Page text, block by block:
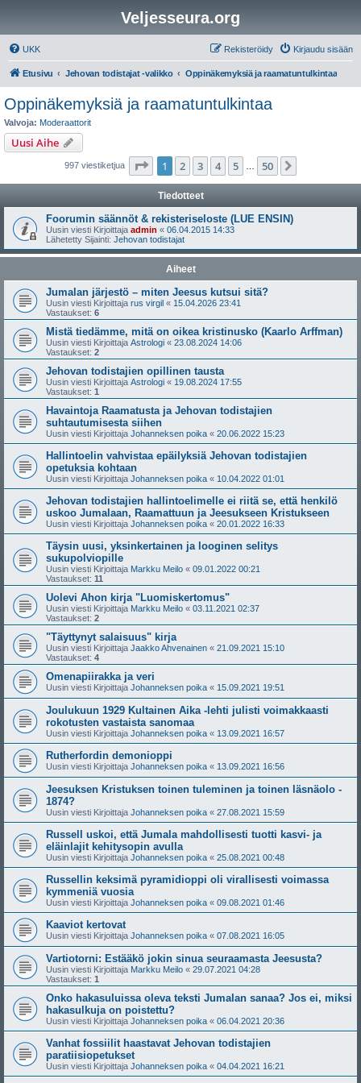
Veljesseura.org
UKK Kirjaudu sisään
Rekisteröidy
Etusivu Jehovan todistajat -valikko Oppinäkemyksiä ja raamatuntulkintaa
Oppinäkemyksiä ja raamatuntulkintaa
Valvoja: Moderaattorit
Uusi Aihe
997 viestiketjua Sivu /50
1 2 3 4 5 50
Tiedotteet
Foorumin säännöt & rekisteriseloste (LUE ENSIN)
Uusin viesti Kirjoittaja admin « 06.04.2015 14:33
Lähetetty Sijainti: Jehovan todistajat
Aiheet
Jumalan järjestö – miten Jeesus kutsui sitä?
Uusin viesti Kirjoittaja rus virgil « 15.04.2026 23:41
Vastaukset: 6
Mistä tiedämme, mitä on oikea kristinusko (Kaarlo Arffman)
Uusin viesti Kirjoittaja Astrologi « 23.08.2024 14:06
Vastaukset: 2
Jehovan todistajien opillinen tausta
Uusin viesti Kirjoittaja Astrologi « 19.08.2024 17:55
Vastaukset: 1
Havaintoja Raamatusta ja Jehovan todistajien
suhtautumisesta siihen
Uusin viesti Kirjoittaja Johanneksen poika « 20.06.2022 15:23
Hallintoelin vahvistaa epäilyksiä Jehovan todistajien
opetuksia kohtaan
Uusin viesti Kirjoittaja Johanneksen poika « 10.04.2022 01:01
Jehovan todistajien hallintoelimelle ei riitä se, että henkilö
uskoo Jumalaan, Raamattuun ja Jeesukseen Kristukseen
Uusin viesti Kirjoittaja Johanneksen poika « 20.01.2022 16:33
Täysin uusi, yksinkertainen ja looginen selitys
sukupolviopille
Uusin viesti Kirjoittaja Markku Meilo « 09.01.2022 00:21
Vastaukset: 11
Uolevi Ahon kirja "Luomiskertomus"
Uusin viesti Kirjoittaja Markku Meilo « 03.11.2021 02:37
Vastaukset: 2
"Täyttynyt salaisuus" kirja
Uusin viesti Kirjoittaja Jaakko Ahvenainen « 21.09.2021 15:10
Vastaukset: 4
Omenapiirakka ja veri
Uusin viesti Kirjoittaja Johanneksen poika « 15.09.2021 19:51
Joulukuun 1929 Kultainen Aika -lehti julisti voimakkaasti
rokotusten vastaista sanomaa
Uusin viesti Kirjoittaja Johanneksen poika « 13.09.2021 16:57
Rutherfordin demonioppi
Uusin viesti Kirjoittaja Johanneksen poika « 13.09.2021 16:56
Jeesuksen Kristuksen toinen tuleminen ja toinen läsnäolo -
1874?
Uusin viesti Kirjoittaja Johanneksen poika « 27.08.2021 15:59
Russell uskoi, että Jumala mahdollisesti tuotti kasvi- ja
eläinlajit kehitysopin avulla
Uusin viesti Kirjoittaja Johanneksen poika « 25.08.2021 00:48
Russellin keksimä pyramidioppi oli virallisesti voimassa
kymmeniä vuosia
Uusin viesti Kirjoittaja Johanneksen poika « 09.08.2021 01:46
Kaaviot kertovat
Uusin viesti Kirjoittaja Johanneksen poika « 07.08.2021 16:05
Vartiotorni: Estääkö jokin sinua seuraamasta Jeesusta?
Uusin viesti Kirjoittaja Markku Meilo « 29.07.2021 04:28
Vastaukset: 1
Onko hakasuluissa oleva teksti Jumalan sanaa? Jos ei, miksi
hakasulkuja on poistettu?
Uusin viesti Kirjoittaja Johanneksen poika « 06.04.2021 20:36
Vanhat fossiilit haastavat Jehovan todistajien
paratiisiopetukset
Uusin viesti Kirjoittaja Johanneksen poika « 04.04.2021 16:21